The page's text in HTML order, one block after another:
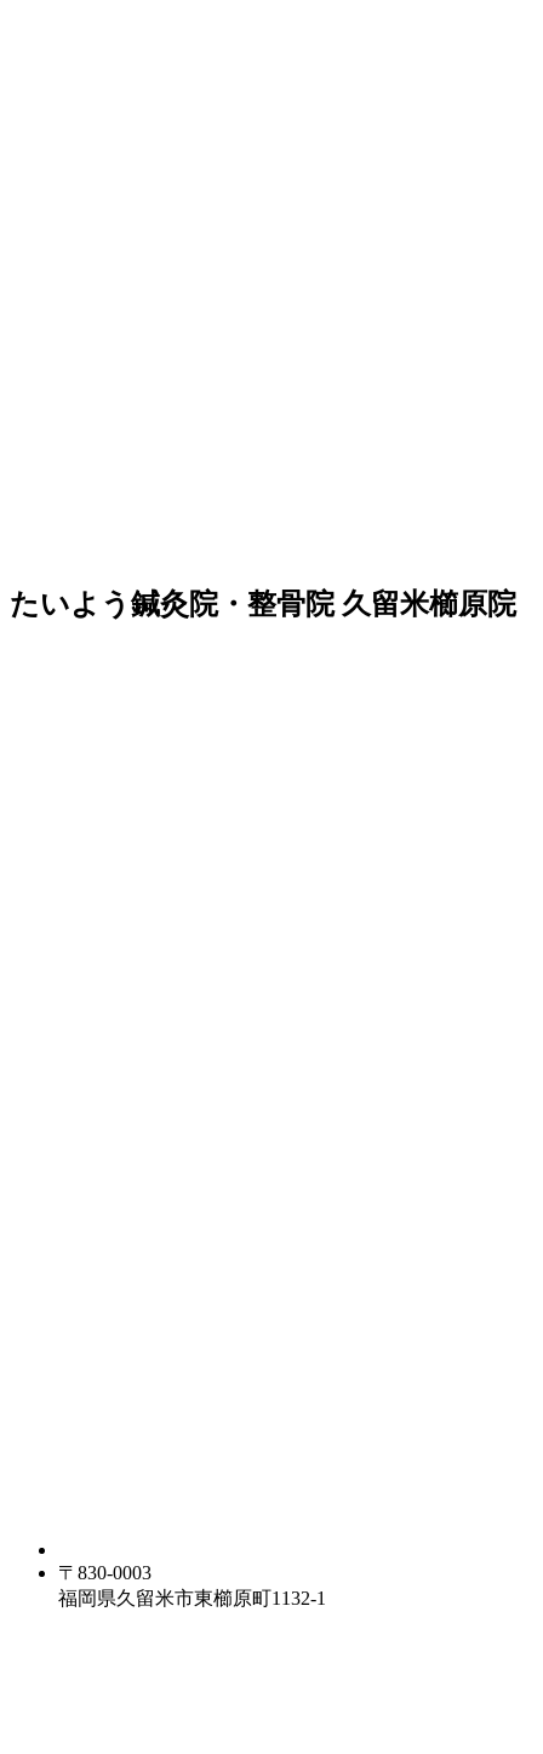
たいよう鍼灸院・整骨院 久留米櫛原院
〒830-0003
福岡県久留米市東櫛原町1132-1